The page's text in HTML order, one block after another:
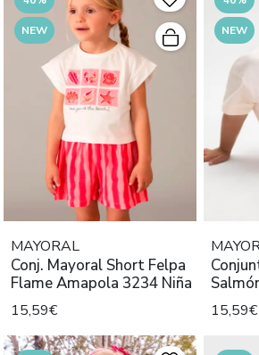
NEW
MAYORAL
Conj. Mayoral Short Felpa
Flame Amapola 3234 Niña
15,59€
NEW
15,59€